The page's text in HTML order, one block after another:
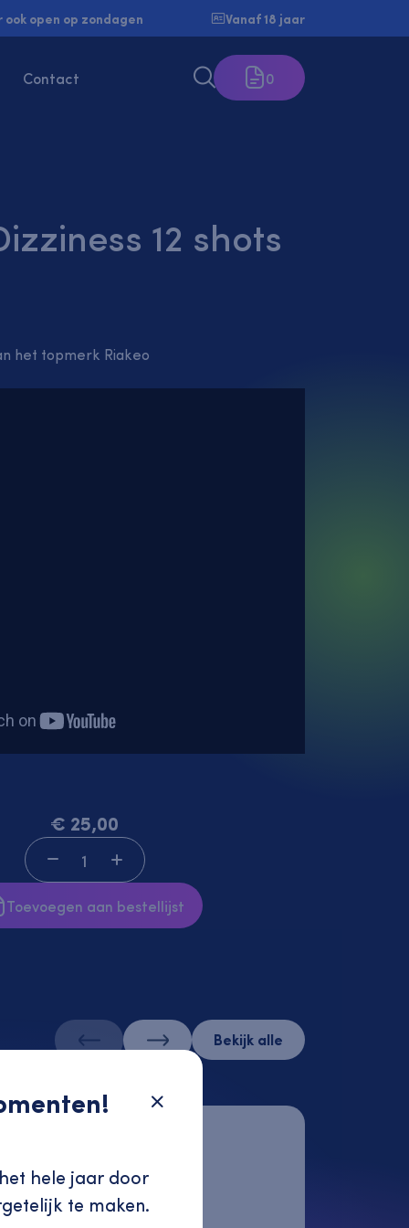
open op zondagen Vanaf 18 jaar
Contact 0
12 shots
het topmerk Riakeo
€ 25,00
Toevoegen aan bestellijst
Bekijk alle
hele jaar door
te maken.